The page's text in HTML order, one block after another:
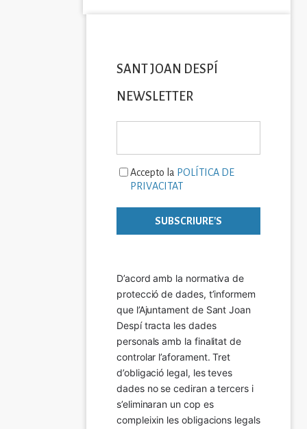
SANT JOAN DESPÍ
NEWSLETTER
Accepto la POLÍTICA DE
PRIVACITAT
D’acord amb la normativa de
protecció de dades, t’informem
que l’Ajuntament de Sant Joan
Despí tracta les dades
personals amb la finalitat de
controlar l’aforament. Tret
d’obligació legal, les teves
dades no se cediran a tercers i
s’eliminaran un cop es
compleixin les obligacions legals